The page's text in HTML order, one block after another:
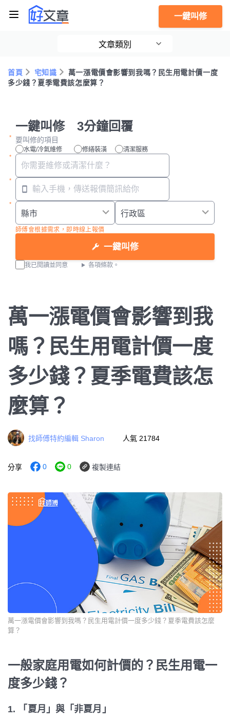
一鍵叫修
文章類別
首頁 宅知識
萬一漲電價會影響到我嗎？民生用電計價一度
多少錢？夏季電費該怎麼算？
一鍵叫修 3分鐘回覆
要叫修的項目
水電/冷氣維修 修繕裝潢 清潔服務
師傅會根據需求，即時線上報價
一鍵叫修
我已閱讀並同意 各項條款。
萬一漲電價會影響到我
嗎？民生用電計價一度
多少錢？夏季電費該怎
麼算？
找師傅特約編輯 Sharon 人氣 21784
分享 0 0 複製連結
萬一漲電價會影響到我嗎？民生用電計價一度多少錢？夏季電費該怎麼
算？
一般家庭用電如何計價的？民生用電一
度多少錢？
1. 「夏月」與「非夏月」